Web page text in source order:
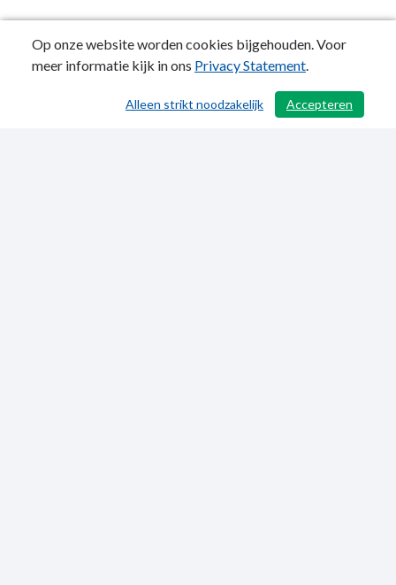
/ 371
Op onze website worden cookies bijgehouden. Voor
meer informatie kijk in ons Privacy Statement.
Accepteren
Alleen strikt noodzakelijk